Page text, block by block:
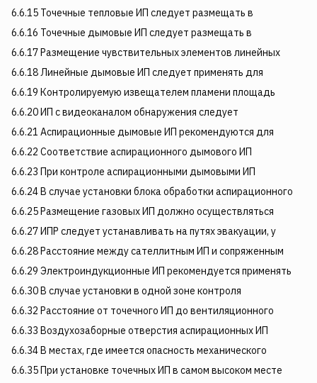
6.6.15 Точечные тепловые ИП следует размещать в
6.6.16 Точечные дымовые ИП следует размещать в
6.6.17 Размещение чувствительных элементов линейных
6.6.18 Линейные дымовые ИП следует применять для
6.6.19 Контролируемую извещателем пламени площадь
6.6.20 ИП с видеоканалом обнаружения следует
6.6.21 Аспирационные дымовые ИП рекомендуются для
6.6.22 Соответствие аспирационного дымового ИП
6.6.23 При контроле аспирационными дымовыми ИП
6.6.24 В случае установки блока обработки аспирационного
6.6.25 Размещение газовых ИП должно осуществляться
6.6.27 ИПР следует устанавливать на путях эвакуации, у
6.6.28 Расстояние между сателлитным ИП и сопряженным
6.6.29 Электроиндукционные ИП рекомендуется применять
6.6.30 В случае установки в одной зоне контроля
6.6.32 Расстояние от точечного ИП до вентиляционного
6.6.33 Воздухозаборные отверстия аспирационных ИП
6.6.34 В местах, где имеется опасность механического
6.6.35 При установке точечных ИП в самом высоком месте